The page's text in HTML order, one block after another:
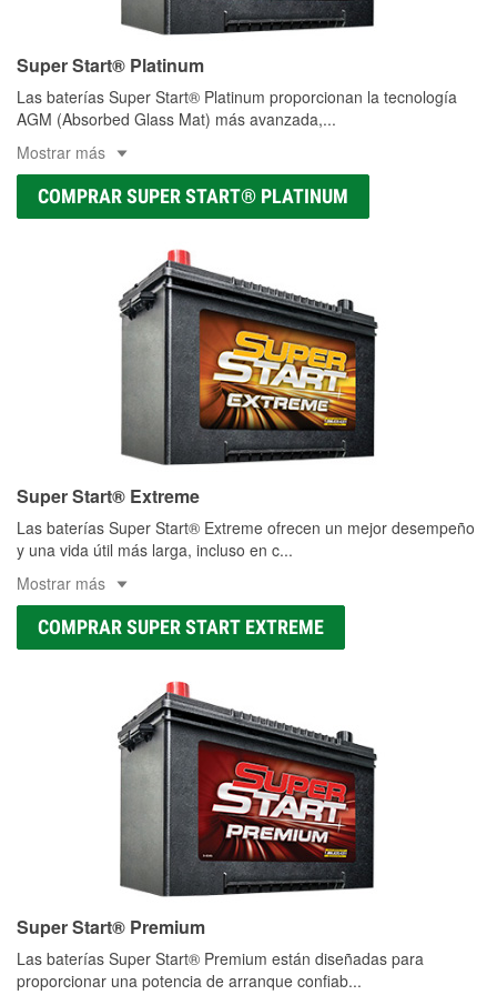
Super Start® Platinum
Las baterías Super Start® Platinum proporcionan la tecnología
AGM (Absorbed Glass Mat) más avanzada,...
Mostrar más
COMPRAR SUPER START® PLATINUM
Super Start® Extreme
Las baterías Super Start® Extreme ofrecen un mejor desempeño
y una vida útil más larga, incluso en c...
Mostrar más
COMPRAR SUPER START EXTREME
Super Start® Premium
Las baterías Super Start® Premium están diseñadas para
proporcionar una potencia de arranque confiab...